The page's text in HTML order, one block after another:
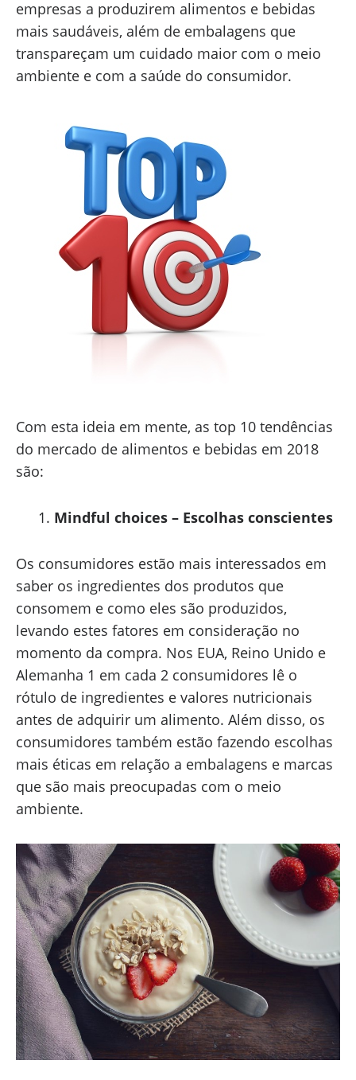
empresas a produzirem alimentos e bebidas
mais saudáveis, além de embalagens que
transpareçam um cuidado maior com o meio
ambiente e com a saúde do consumidor.
Com esta ideia em mente, as top 10 tendências
do mercado de alimentos e bebidas em 2018
são:
Mindful choices – Escolhas conscientes
Os consumidores estão mais interessados em
saber os ingredientes dos produtos que
consomem e como eles são produzidos,
levando estes fatores em consideração no
momento da compra. Nos EUA, Reino Unido e
Alemanha 1 em cada 2 consumidores lê o
rótulo de ingredientes e valores nutricionais
antes de adquirir um alimento. Além disso, os
consumidores também estão fazendo escolhas
mais éticas em relação a embalagens e marcas
que são mais preocupadas com o meio
ambiente.